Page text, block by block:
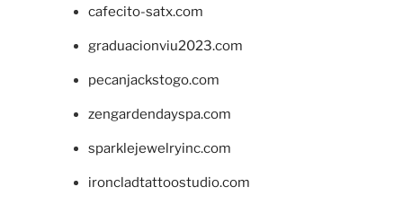
cafecito-satx.com
graduacionviu2023.com
pecanjackstogo.com
zengardendayspa.com
sparklejewelryinc.com
ironcladtattoostudio.com